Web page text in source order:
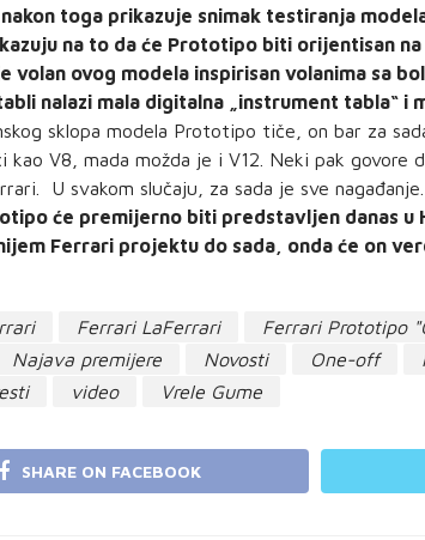
toga prikazuje snimak testiranja
na to da će Prototipo biti orijentisan
volan ovog modela inspirisan volanima sa
nalazi mala digitalna „instrument tabla“ i
sklopa modela Prototipo tiče, on bar za
kao V8, mada možda je i V12. Neki pak govore
U svakom slučaju, za sada je sve nagađanje.
će premijerno biti predstavljen danas u
Ferrari projektu do sada, onda će on
Ferrari LaFerrari Ferrari Prototipo
Najava premijere Novosti One-off
video Vrele Gume
SHARE ON FACEBOOK